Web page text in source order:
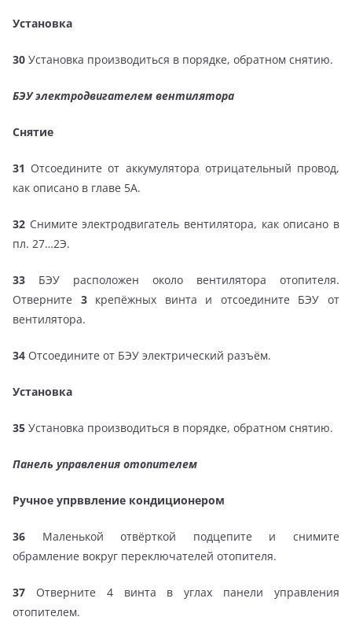
Установка
30 Установка производиться в порядке, обратном снятию.
БЭУ электродвигателем вентилятора
Снятие
31 Отсоедините от аккумулятора отрицательный провод,
как описано в главе 5А.
32 Снимите электродвигатель вентилятора, как описано в
пл. 27…2Э.
33 БЭУ расположен около вентилятора отопителя.
Отверните 3 крепёжных винта и отсоедините БЭУ от
вентилятора.
34 Отсоедините от БЭУ электрический разъём.
Установка
35 Установка производиться в порядке, обратном снятию.
Панель управления отопителем
Ручное упрввление кондиционером
36 Маленькой отвёрткой подцепите и снимите
обрамление вокруг переключателей отопителя.
37 Отверните 4 винта в углах панели управления
отопителем.